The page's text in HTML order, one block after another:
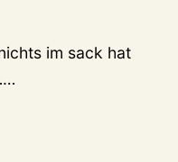
im sack hat